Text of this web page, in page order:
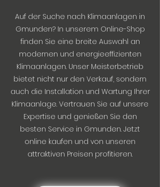
Auf der Suche nach Klimaanlagen in
Gmunden? In unserem Online-Shop
finden Sie eine breite Auswahl an
modernen und energieeffizienten
Klimaanlagen. Unser Meisterbetrieb
bietet nicht nur den Verkauf, sondern
auch die Installation und Wartung Ihrer
Klimaanlage. Vertrauen Sie auf unsere
Expertise und genießen Sie den
besten Service in Gmunden. Jetzt
online kaufen und von unseren
attraktiven Preisen profitieren.